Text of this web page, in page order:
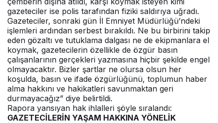
gazeteciler ise polis tarafından fiziki saldırıya uğradı.
Gazeteciler, sonraki gün İl Emniyet Müdürlüğü’ndeki
işlemleri ardından serbest bırakıldı. Ne bu birbirini takip
eden gözaltı ve tutuklama dalgası ne de ekipmanlara el
koymak, gazetecilerin özellikle de özgür basın
çalışanlarının gerçekleri yazmasına hiçbir şekilde engel
olmayacaktır. Bizler şartlar ne olursa olsun her
koşulda, basın ve ifade özgürlüğünü, toplumun haber
alma hakkını ve hakikatleri savunmaktan geri
durmayacağız” diye belirtildi.
Rapora yansıyan hak ihlalleri şöyle sıralandı:
GAZETECİLERİN YAŞAM HAKKINA YÖNELİK